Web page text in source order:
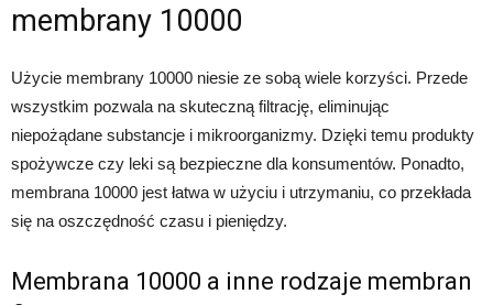
membrany 10000
Użycie membrany 10000 niesie ze sobą wiele korzyści. Przede
wszystkim pozwala na skuteczną filtrację, eliminując
niepożądane substancje i mikroorganizmy. Dzięki temu produkty
spożywcze czy leki są bezpieczne dla konsumentów. Ponadto,
membrana 10000 jest łatwa w użyciu i utrzymaniu, co przekłada
się na oszczędność czasu i pieniędzy.
Membrana 10000 a inne rodzaje membran